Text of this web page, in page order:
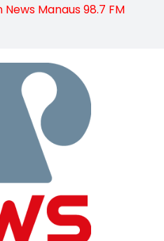
Manaus 98.7 FM